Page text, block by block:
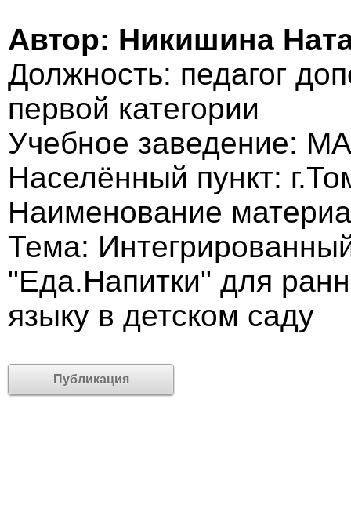
Автор: Никишина
Должность: педагог
первой категории
Учебное заведение:
Населённый пункт:
Наименование
Тема:
"Еда.Напитки" для
языку в детском саду
Публикация